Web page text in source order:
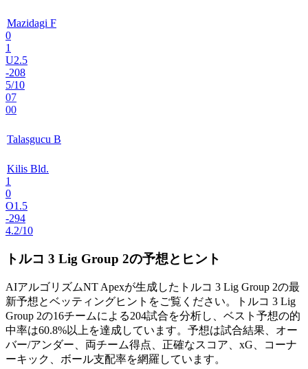
Mazidagi F
0
1
U2.5
-208
5/10
07
00
Talasgucu B
Kilis Bld.
1
0
O1.5
-294
4.2/10
トルコ 3 Lig Group 2の予想とヒント
AIアルゴリズムNT Apexが生成した トルコ 3 Lig Group 2の最
新予想とベッティングヒントをご覧ください。トルコ 3 Lig
Group 2の16チームによる204試合を分析し、ベスト予想の的
中率は60.8%以上を達成しています。予想は試合結果、オー
バー/アンダー、両チーム得点、正確なスコア、xG、コーナ
ーキック、ボール支配率を網羅しています。